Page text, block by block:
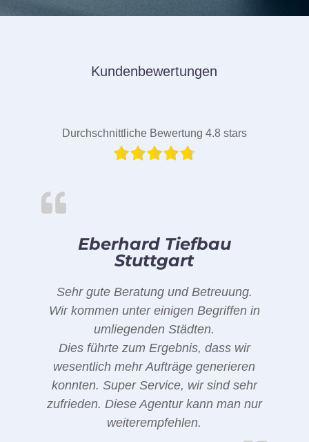
Kundenbewertungen
Durchschnittliche Bewertung 4.8 stars
Eberhard Tiefbau
Stuttgart
Sehr gute Beratung und Betreuung.
Wir kommen unter einigen Begriffen in
umliegenden Städten.
Dies führte zum Ergebnis, dass wir
wesentlich mehr Aufträge generieren
konnten. Super Service, wir sind sehr
zufrieden. Diese Agentur kann man nur
weiterempfehlen.